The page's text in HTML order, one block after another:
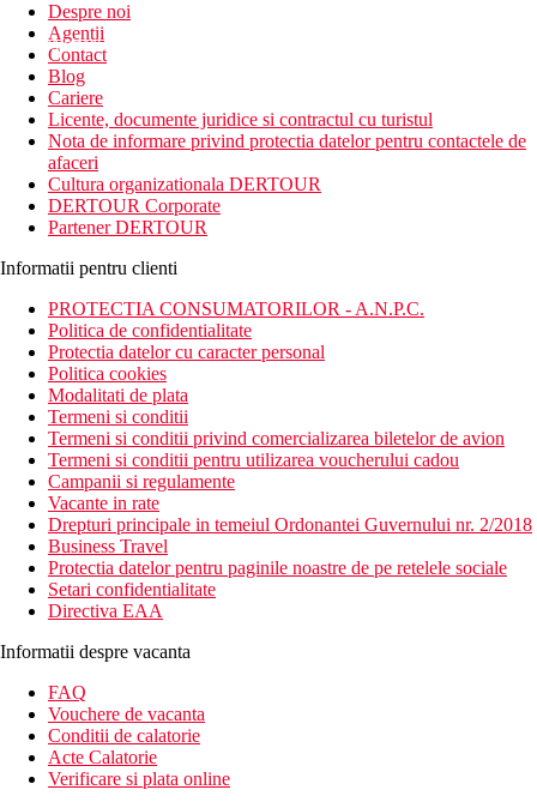
newsletter!
Despre noi
Agentii
Contact
Blog
Cariere
Licente, documente juridice si contractul cu turistul
Nota de informare privind protectia datelor pentru contactele de
afaceri
Cultura organizationala DERTOUR
DERTOUR Corporate
Partener DERTOUR
Informatii pentru clienti
PROTECTIA CONSUMATORILOR - A.N.P.C.
Politica de confidentialitate
Protectia datelor cu caracter personal
Politica cookies
Modalitati de plata
Termeni si conditii
Termeni si conditii privind comercializarea biletelor de avion
Termeni si conditii pentru utilizarea voucherului cadou
Campanii si regulamente
Vacante in rate
Drepturi principale in temeiul Ordonantei Guvernului nr. 2/2018
Business Travel
Protectia datelor pentru paginile noastre de pe retelele sociale
Setari confidentialitate
Directiva EAA
Informatii despre vacanta
FAQ
Vouchere de vacanta
Conditii de calatorie
Acte Calatorie
Verificare si plata online